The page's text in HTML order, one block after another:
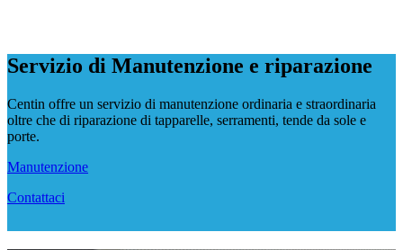
Servizio di Manutenzione e riparazione
Centin offre un servizio di manutenzione ordinaria e straordinaria
oltre che di riparazione di tapparelle, serramenti, tende da sole e
porte.
Manutenzione
Contattaci